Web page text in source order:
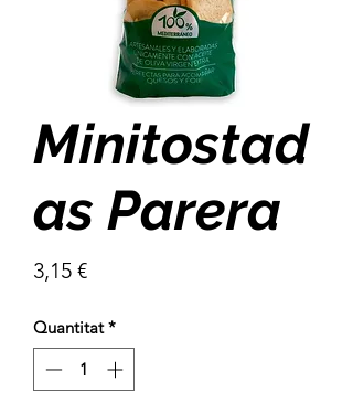
Minitostad
as Parera
3,15 €Price
Quantitat *